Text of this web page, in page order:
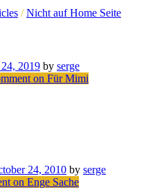
/Nicht auf Home Seite
2019 by serge
on Für Mimi
24, 2010 by serge
on Enge Sache